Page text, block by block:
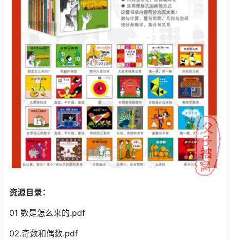
资源目录：
01 数是怎么来的.pdf
02.奇数和偶数.pdf